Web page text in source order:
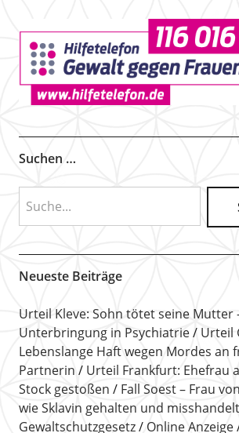
Suchen …
Neueste Beiträge
Urteil Kleve: Sohn tötet seine Mutter
Unterbringung in Psychiatrie
Urteil
Lebenslange Haft wegen Mordes an
Partnerin
Urteil Frankfurt: Ehefrau
Stock gestoßen
Fall Soest – Frau
wie Sklavin gehalten und misshandelt
Gewaltschutzgesetz
Online Anzeige